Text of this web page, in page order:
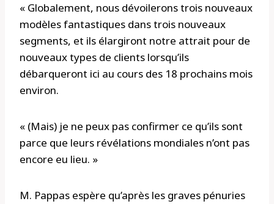
« Globalement, nous dévoilerons trois nouveaux
modèles fantastiques dans trois nouveaux
segments, et ils élargiront notre attrait pour de
nouveaux types de clients lorsqu’ils
débarqueront ici au cours des 18 prochains mois
environ.
« (Mais) je ne peux pas confirmer ce qu’ils sont
parce que leurs révélations mondiales n’ont pas
encore eu lieu. »
M. Pappas espère qu’après les graves pénuries